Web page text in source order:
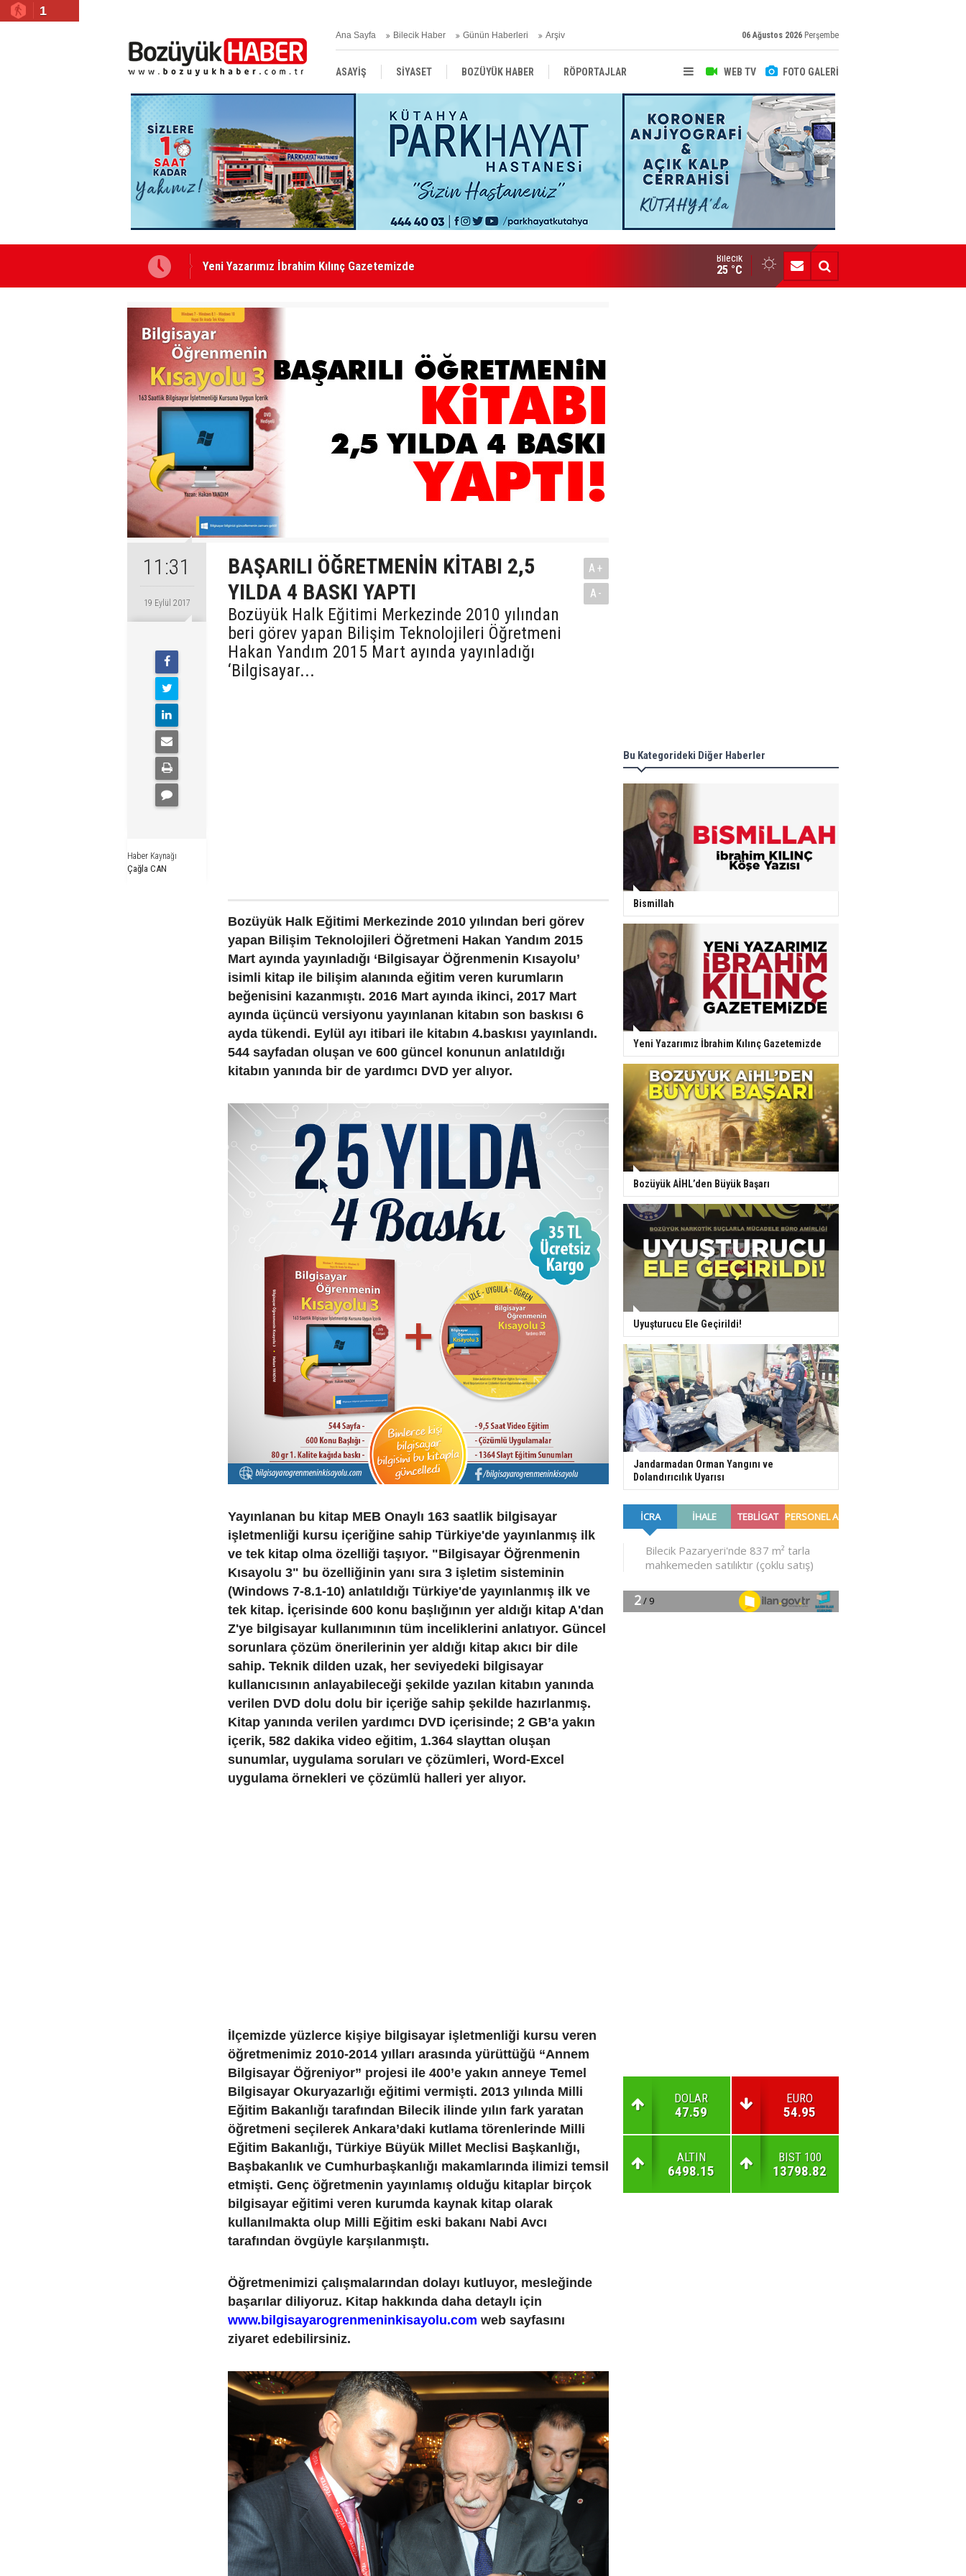
1
Ana Sayfa Bilecik Haber Günün Haberleri Arşiv 06 Ağustos 2026 Perşembe
WEB TV FOTO GALERİ
ASAYİŞ SİYASET BOZÜYÜK HABER RÖPORTAJLAR
RESMİ İLANLAR
Yeni Yazarımız İbrahim Kılınç Gazetemizde Bozüyük AİHL’den Büyük Başarı
Bilecik
25 °C
11:31
19 Eylül 2017
Haber Kaynağı
Çağla CAN
BAŞARILI ÖĞRETMENİN KİTABI 2,5
YILDA 4 BASKI YAPTI
Bozüyük Halk Eğitimi Merkezinde 2010 yılından
beri görev yapan Bilişim Teknolojileri Öğretmeni
Hakan Yandım 2015 Mart ayında yayınladığı
‘Bilgisayar...
A+
A-
Bozüyük Halk Eğitimi Merkezinde 2010 yılından beri görev
yapan Bilişim Teknolojileri Öğretmeni Hakan Yandım 2015
Mart ayında yayınladığı ‘Bilgisayar Öğrenmenin Kısayolu’
isimli kitap ile bilişim alanında eğitim veren kurumların
beğenisini kazanmıştı. 2016 Mart ayında ikinci, 2017 Mart
ayında üçüncü versiyonu yayınlanan kitabın son baskısı 6
ayda tükendi. Eylül ayı itibari ile kitabın 4.baskısı yayınlandı.
544 sayfadan oluşan ve 600 güncel konunun anlatıldığı
kitabın yanında bir de yardımcı DVD yer alıyor.
Yayınlanan bu kitap MEB Onaylı 163 saatlik bilgisayar
işletmenliği kursu içeriğine sahip Türkiye'de yayınlanmış ilk
ve tek kitap olma özelliği taşıyor. "Bilgisayar Öğrenmenin
Kısayolu 3" bu özelliğinin yanı sıra 3 işletim sisteminin
(Windows 7-8.1-10) anlatıldığı Türkiye'de yayınlanmış ilk ve
tek kitap. İçerisinde 600 konu başlığının yer aldığı kitap A'dan
Z'ye bilgisayar kullanımının tüm inceliklerini anlatıyor. Güncel
sorunlara çözüm önerilerinin yer aldığı kitap akıcı bir dile
sahip. Teknik dilden uzak, her seviyedeki bilgisayar
kullanıcısının anlayabileceği şekilde yazılan kitabın yanında
verilen DVD dolu dolu bir içeriğe sahip şekilde hazırlanmış.
Kitap yanında verilen yardımcı DVD içerisinde; 2 GB’a yakın
içerik, 582 dakika video eğitim, 1.364 slayttan oluşan
sunumlar, uygulama soruları ve çözümleri, Word-Excel
uygulama örnekleri ve çözümlü halleri yer alıyor.
İlçemizde yüzlerce kişiye bilgisayar işletmenliği kursu veren
öğretmenimiz 2010-2014 yılları arasında yürüttüğü “Annem
Bilgisayar Öğreniyor” projesi ile 400’e yakın anneye Temel
Bilgisayar Okuryazarlığı eğitimi vermişti. 2013 yılında Milli
Eğitim Bakanlığı tarafından Bilecik ilinde yılın fark yaratan
öğretmeni seçilerek Ankara’daki kutlama törenlerinde Milli
Eğitim Bakanlığı, Türkiye Büyük Millet Meclisi Başkanlığı,
Başbakanlık ve Cumhurbaşkanlığı makamlarında ilimizi temsil
etmişti. Genç öğretmenin yayınlamış olduğu kitaplar birçok
bilgisayar eğitimi veren kurumda kaynak kitap olarak
kullanılmakta olup Milli Eğitim eski bakanı Nabi Avcı
tarafından övgüyle karşılanmıştı.
Öğretmenimizi çalışmalarından dolayı kutluyor, mesleğinde
başarılar diliyoruz. Kitap hakkında daha detaylı için
www.bilgisayarogrenmeninkisayolu.com web sayfasını
ziyaret edebilirsiniz.
Bu Kategorideki Diğer Haberler
Bismillah
Yeni Yazarımız İbrahim Kılınç Gazetemizde
Bozüyük AİHL’den Büyük Başarı
Uyuşturucu Ele Geçirildi!
Jandarmadan Orman Yangını ve
Dolandırıcılık Uyarısı
DOLAR
47.59
EURO
54.95
ALTIN
6498.15
BIST 100
13798.82